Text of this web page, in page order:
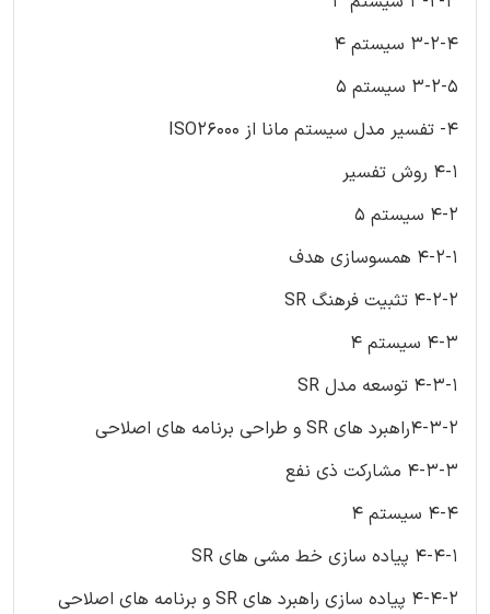
3-2-4 سیستم 4
3-2-5 سیستم 5
4- تفسیر مدل سیستم مانا از ISO26000
4-1 روش تفسیر
4-2 سیستم 5
4-2-1 همسوسازی هدف
4-2-2 تثبیت فرهنگ SR
4-3 سیستم 4
4-3-1 توسعه مدل SR
4-3-2راهبرد های SR و طراحی برنامه های اصلاحی
4-3-3 مشارکت ذی نفع
4-4 سیستم 4
4-4-1 پیاده سازی خط مشی های SR
4-4-2 پیاده سازی راهبرد های SR و برنامه های اصلاحی